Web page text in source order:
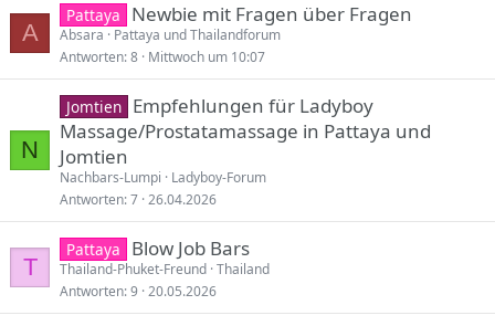
A
Pattaya Newbie mit Fragen über Fragen
Absara
Pattaya und Thailandforum
Antworten 8 Mittwoch um 10:07
N
Jomtien Empfehlungen für Ladyboy
Massage/Prostatamassage in Pattaya und
Jomtien
Nachbars-Lumpi
Ladyboy-Forum
Antworten 7 26.04.2026
T
Pattaya Blow Job Bars
Thailand-Phuket-Freund Thailand
Antworten 9 20.05.2026